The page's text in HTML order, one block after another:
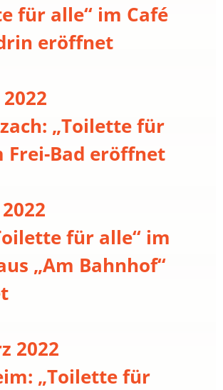
für alle“ im Café
eröffnet
„Toilette für
Frei-Bad eröffnet
für alle“ im
„Am Bahnhof“
2022
„Toilette für